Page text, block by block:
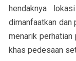
hendaknya
dimanfaatkan dan
menarik perhatian
khas pedesaan